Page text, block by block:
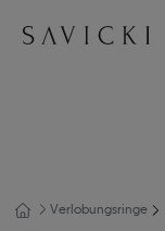
Verlobungsringe